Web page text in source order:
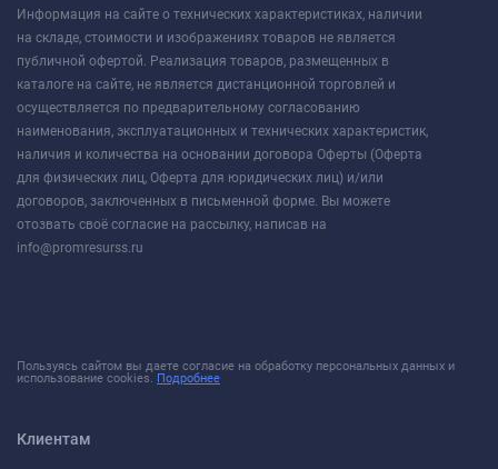
Информация на сайте о технических характеристиках, наличии
на складе, стоимости и изображениях товаров не является
публичной офертой. Реализация товаров, размещенных в
каталоге на сайте, не является дистанционной торговлей и
осуществляется по предварительному согласованию
наименования, эксплуатационных и технических характеристик,
наличия и количества на основании договора Оферты (Оферта
для физических лиц, Оферта для юридических лиц) и/или
договоров, заключенных в письменной форме. Вы можете
отозвать своё согласие на рассылку, написав на
info@promresurss.ru
Пользуясь сайтом вы даете согласие на обработку персональных данных и
использование cookies. Подробнее
Клиентам